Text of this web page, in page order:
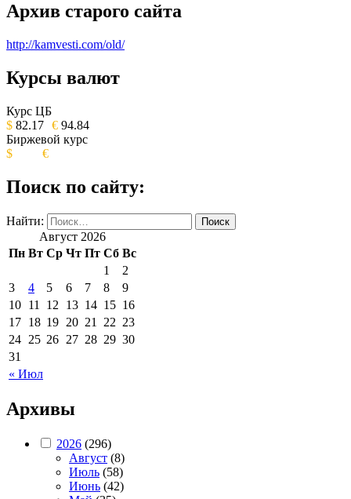
Архив старого сайта
http://kamvesti.com/old/
ОБЩЕСТВЕННО-ПОЛИТИЧЕСКОЕ
ИЗДАНИЕ КАМЧАТСКОГО КРАЯ.
Курсы валют
Курс ЦБ
$ 82.17 € 94.84
Биржевой курс
$
€
Поиск по сайту:
Найти:
Август 2026
Пн Вт Ср Чт Пт Сб Вс
« Июл
1
2
3
4 5 6 7 8
9
10 11 12 13 14 15 16
17 18 19 20 21 22 23
24 25 26 27 28 29 30
31
Архивы
2026 (296)
Август (8)
Июль (58)
Июнь (42)